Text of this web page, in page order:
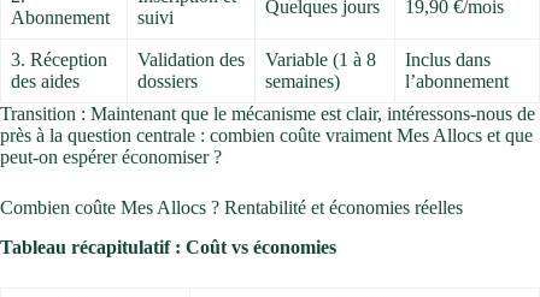
Abonnement
suivi
Quelques jours 19,90 €/mois
3. Réception
des aides
Validation des
dossiers
Variable (1 à 8
semaines)
Inclus dans
l’abonnement
Transition : Maintenant que le mécanisme est clair, intéressons-nous de
près à la question centrale : combien coûte vraiment Mes Allocs et que
peut-on espérer économiser ?
Combien coûte Mes Allocs ? Rentabilité et économies réelles
Tableau récapitulatif : Coût vs économies